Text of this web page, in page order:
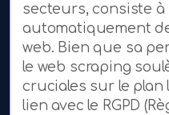
secteurs, consiste à
automatiquement
web. Bien que sa
le web scraping
cruciales sur le plan
lien avec le RGPD